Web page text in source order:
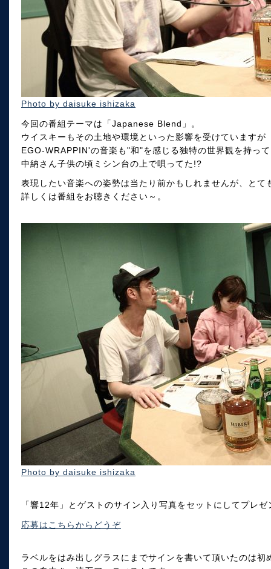
Photo by daisuke ishizaka
今回の番組テーマは「Japanese Blend」。
ウイスキーもその土地や環境といった影響を受けていますが
EGO-WRAPPIN'の音楽も"和"を感じる独特の世界観を持っ
中納さん子供の頃ミシン台の上で唄ってた!?
表現したい音楽への姿勢は当たり前かもしれませんが、とて
詳しくは番組をお聴きください～。
Photo by daisuke ishizaka
「響12年」とゲストのサイン入り写真をセットにしてプレゼ
応募はこちらからどうぞ
ラベルをはみ出しグラスにまでサインを書いて頂いたのは初